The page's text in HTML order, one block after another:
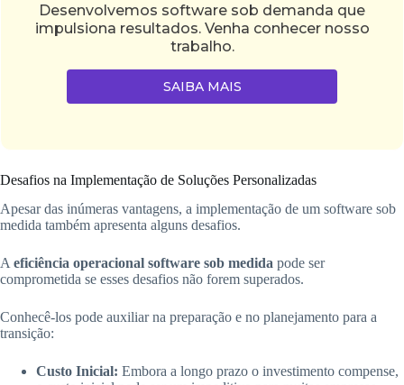
Desenvolvemos software sob demanda que
impulsiona resultados. Venha conhecer nosso
trabalho.
SAIBA MAIS
Desafios na Implementação de Soluções Personalizadas
Apesar das inúmeras vantagens, a implementação de um software sob
medida também apresenta alguns desafios.
A eficiência operacional software sob medida pode ser
comprometida se esses desafios não forem superados.
Conhecê-los pode auxiliar na preparação e no planejamento para a
transição:
Custo Inicial: Embora a longo prazo o investimento compense,